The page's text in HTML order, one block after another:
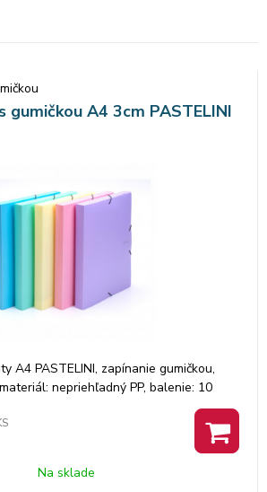
gumičkou A4 3cm PASTELINI
A4 PASTELINI, zapínanie gumičkou,
nepriehľadný PP, balenie: 10
Na sklade